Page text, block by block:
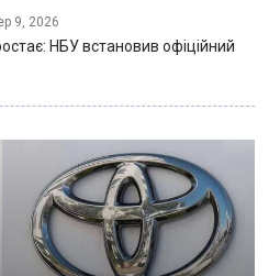
9, 2026
НБУ встановив офіційний